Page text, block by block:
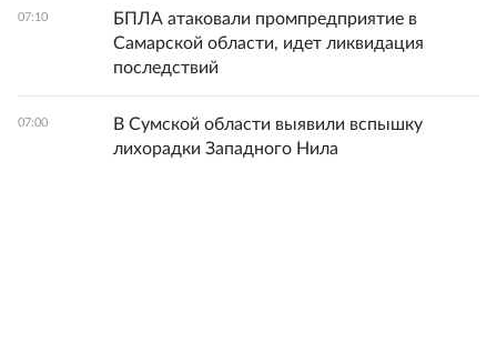
07:10
БПЛА атаковали промпредприятие в
Самарской области, идет ликвидация
последствий
07:00
В Сумской области выявили вспышку
лихорадки Западного Нила